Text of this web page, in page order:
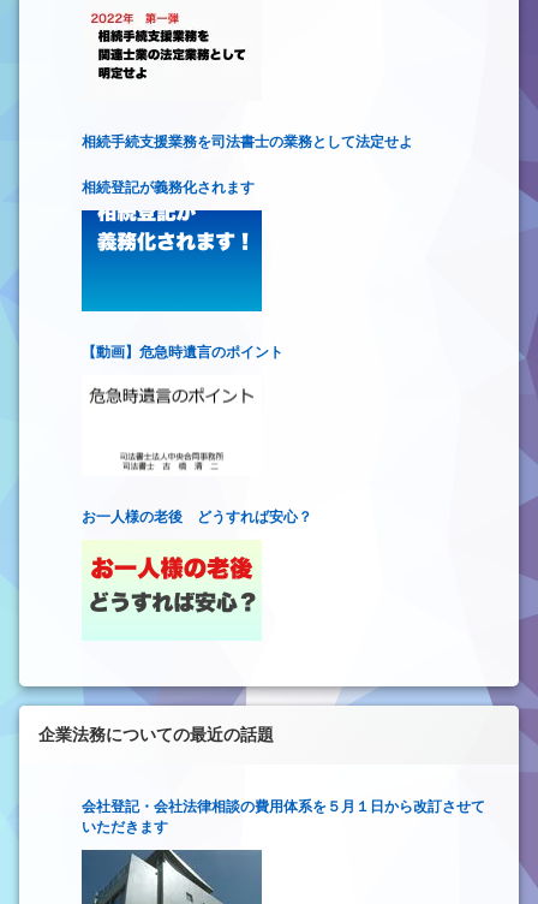
相続手続支援業務を司法書士の業務として法定せよ
相続登記が義務化されます
【動画】危急時遺言のポイント
お一人様の老後 どうすれば安心？
企業法務についての最近の話題
会社登記・会社法律相談の費用体系を５月１日から改訂させて
いただきます